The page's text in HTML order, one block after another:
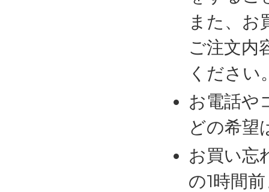
また、お
ご注文内
ください
お電話や
どの希望
お買い忘
の1時間